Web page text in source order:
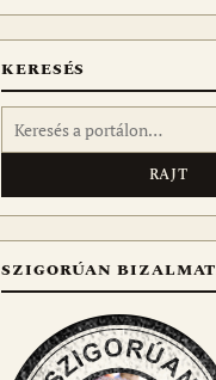
KERESÉS
Keresés:
SZIGORÚAN